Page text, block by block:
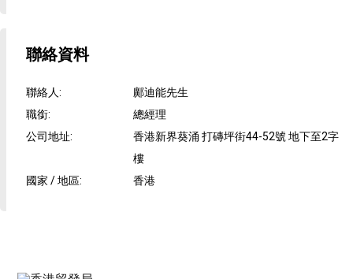
聯絡資料
聯絡人:
鄺迪能先生
職銜:
總經理
公司地址:
香港新界葵涌 打磚坪街44-52號 地下至2字
樓
國家 / 地區: 香港